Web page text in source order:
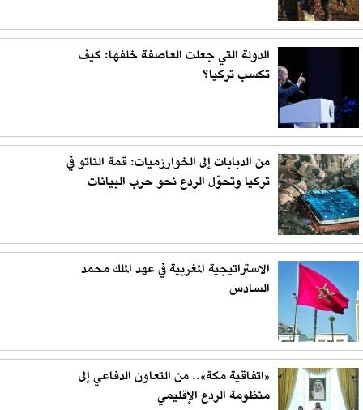
الدولة التي جعلت العاصفة خلفها: كيف
تكسب تركيا؟
من الدبابات إلى الخوارزميات: قمة الناتو في
تركيا وتحوّل الردع نحو حرب البيانات
الاستراتيجية المغربية في عهد الملك محمد
السادس
«اتفاقية مكة».. من التعاون الدفاعي إلى
منظومة الردع الإقليمي